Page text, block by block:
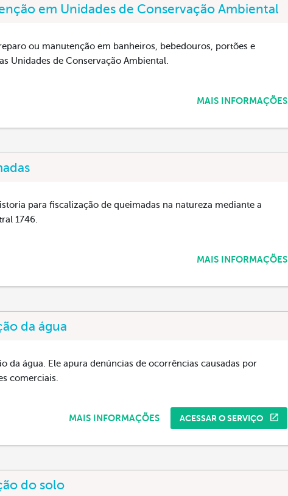
em Unidades de Conservação Ambiental
ou manutenção em banheiros, bebedouros, portões e
Unidades de Conservação Ambiental.
MAIS INFORMAÇÕES
para fiscalização de queimadas na natureza mediante a
1746.
MAIS INFORMAÇÕES
da água
da água. Ele apura denúncias de ocorrências causadas por
comerciais.
ACESSAR O SERVIÇO
MAIS INFORMAÇÕES
do solo